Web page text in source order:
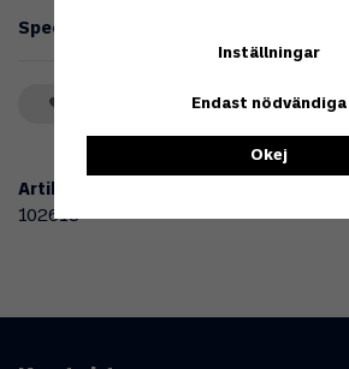
Specifikationer
Spara som favorit
Artikelnummer:
102618
Inställningar
Endast nödvändiga
Okej